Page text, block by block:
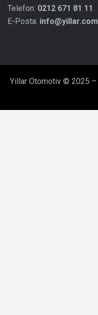
Telefon: 0212 671 81 11
E-Posta: info@yillar.com
Yıllar Otomotiv © 2025 –